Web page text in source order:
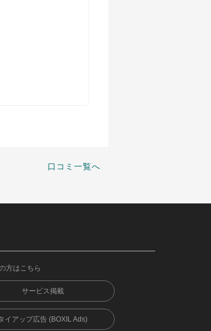
口コミ一覧へ
方はこちら
サービス掲載
イアップ広告 (BOXIL Ads)